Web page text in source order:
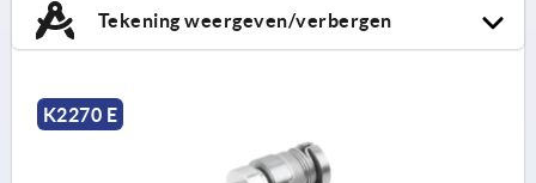
Tekening weergeven/verbergen
K2270 E